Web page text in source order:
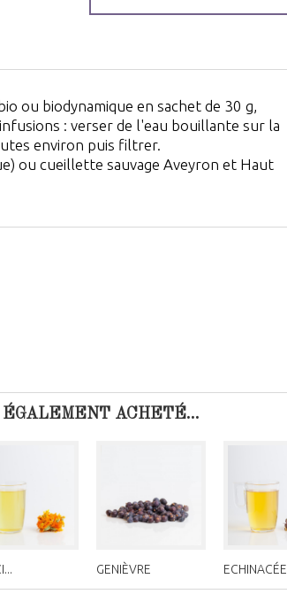
ou biodynamique en sachet de 30 g,
: verser de l'eau bouillante sur la
environ puis filtrer.
ou cueillette sauvage Aveyron et Haut
ACHETÉ...
GENIÈVRE ECHINACÉE